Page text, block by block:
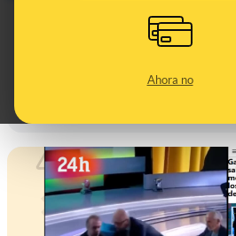
Ahora no
fármaco para la ELA que
desarrollando el CSIC,
contar con